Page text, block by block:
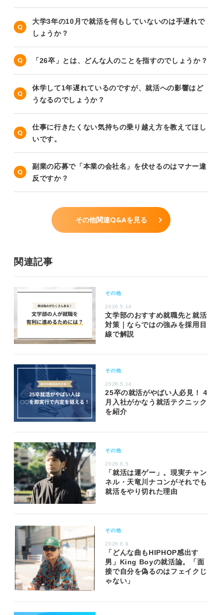
大学3年の10月で就活を何もしていないのは手遅れで
しょうか？
「26卒」とは、どんな人のことを指すのでしょうか？
休学して1年遅れているのですが、就活への影響はど
うなるのでしょうか？
仕事に行きたくない気持ちの乗り越え方を教えてほし
いです。
副業の応募で「本業の会社名」を伏せるのはマナー違
反ですか？
その他関連Q&Aを見る
関連記事
その他
2026.5.14
文学部のおすすめ就職先と就活
対策｜ならではの強みを採用目
線で解説
その他
2026.5.14
25卒の就活がやばい人必見！ 4
月入社がかなう就活テクニック
を紹介
その他
2026.6.5
「就活は運ゲー」。現実チャン
ネル・天竜川ナコンがそれでも
就活をやり切れた理由
その他
2026.6.9
「どんな曲もHIPHOP感出す
男」King Boyの就活論。「面
接で自分を偽るのはフェイクじ
ゃない」